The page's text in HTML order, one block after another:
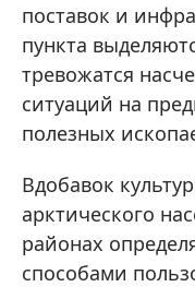
поставок и
пункта
тревожатся
ситуаций на
полезных
Вдобавок
арктического
районах
способами